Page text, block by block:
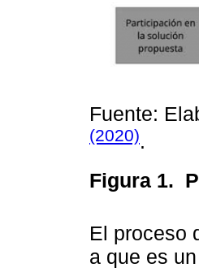
Fuente:
(2020).
Figura 1.
El proceso
a que es